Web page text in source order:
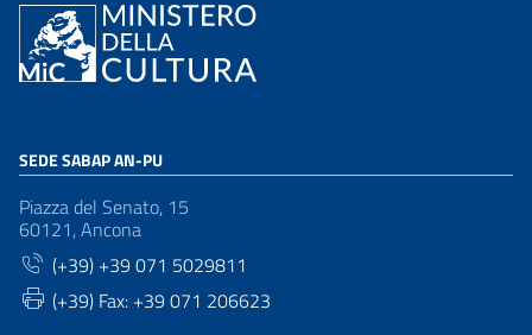
SEDE SABAP AN-PU
Piazza del Senato, 15
60121, Ancona
(+39) +39 071 5029811
(+39) Fax: +39 071 206623